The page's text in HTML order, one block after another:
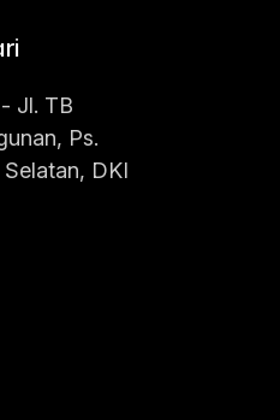
Jl. TB
Ps.
DKI